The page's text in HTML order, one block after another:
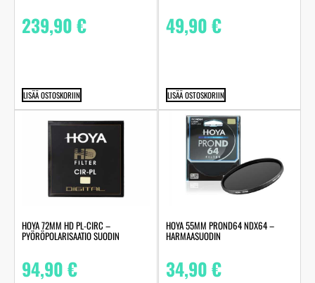
239,90€
LISÄÄ OSTOSKORIIN
49,90€
LISÄÄ OSTOSKORIIN
HOYA 72MM HD PL-CIRC –
PYÖRÖPOLARISAATIO SUODIN
94,90€
HOYA 55MM PROND64 NDX64 –
HARMAASUODIN
34,90€